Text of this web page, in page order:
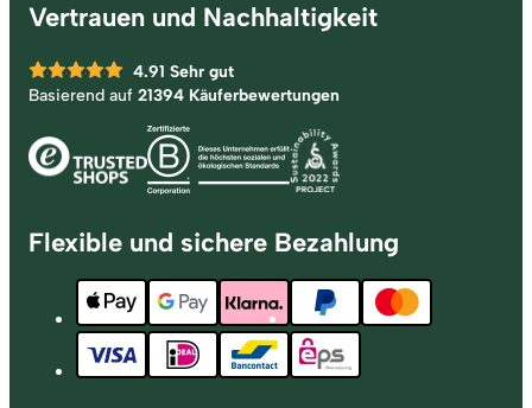
Vertrauen und Nachhaltigkeit
4.91 Sehr gut
Basierend auf 21394 Käuferbewertungen
Flexible und sichere Bezahlung